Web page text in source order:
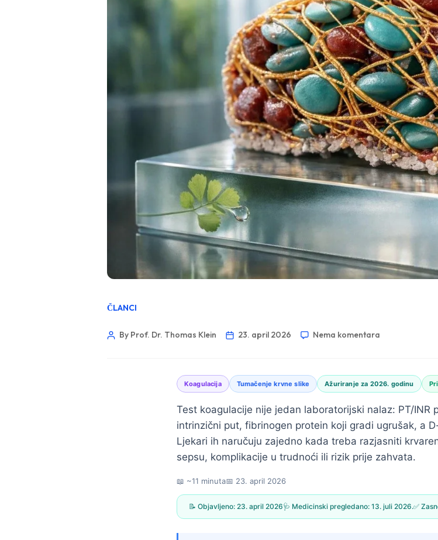
ČLANCI
By Prof. Dr. Thomas Klein 23. april 2026 Nema komentara
Koagulacija Tumačenje krvne slike Ažuriranje za 2026. godinu
Test koagulacije nije jedan laboratorijski nalaz: PT/INR
intrinzični put, fibrinogen protein koji gradi ugrušak, a
Ljekari ih naručuju zajedno kada treba razjasniti
sepsu, komplikacije u trudnoći ili rizik prije zahvata.
📖 ~11 minuta📅 23. april 2026
📝 Objavljeno: 23. april 2026🩺 Medicinski pregledano: 13. juli 2026.✅